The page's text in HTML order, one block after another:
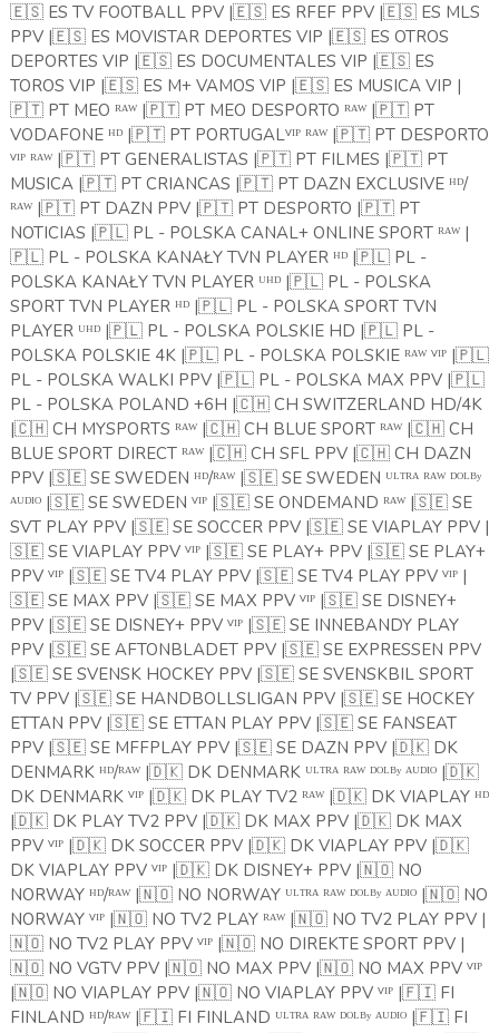
🇪🇸ES TV FOOTBALL PPV |🇪🇸ES RFEF PPV |🇪🇸ES MLS
PPV |🇪🇸ES MOVISTAR DEPORTES VIP |🇪🇸ES OTROS
DEPORTES VIP |🇪🇸ES DOCUMENTALES VIP |🇪🇸ES
TOROS VIP |🇪🇸ES M+ VAMOS VIP |🇪🇸ES MUSICA VIP |
🇵🇹PT MEO ᴿᴬᵂ |🇵🇹PT MEO DESPORTO ᴿᴬᵂ |🇵🇹PT
VODAFONE ᴴᴰ |🇵🇹PT PORTUGALⱽᴵᴾ ᴿᴬᵂ |🇵🇹PT DESPORTO
ⱽᴵᴾ ᴿᴬᵂ |🇵🇹PT GENERALISTAS |🇵🇹PT FILMES |🇵🇹PT
MUSICA |🇵🇹PT CRIANCAS |🇵🇹PT DAZN EXCLUSIVE ᴴᴰ/
ᴿᴬᵂ |🇵🇹PT DAZN PPV |🇵🇹PT DESPORTO |🇵🇹PT
NOTICIAS |🇵🇱PL - POLSKA CANAL+ ONLINE SPORT ᴿᴬᵂ |
🇵🇱PL - POLSKA KANAŁY TVN PLAYER ᴴᴰ |🇵🇱PL -
POLSKA KANAŁY TVN PLAYER ᵁᴴᴰ |🇵🇱PL - POLSKA
SPORT TVN PLAYER ᴴᴰ |🇵🇱PL - POLSKA SPORT TVN
PLAYER ᵁᴴᴰ |🇵🇱PL - POLSKA POLSKIE HD |🇵🇱PL -
POLSKA POLSKIE 4K |🇵🇱PL - POLSKA POLSKIE ᴿᴬᵂ ⱽᴵᴾ |🇵🇱
PL - POLSKA WALKI PPV |🇵🇱PL - POLSKA MAX PPV |🇵🇱
PL - POLSKA POLAND +6H |🇨🇭CH SWITZERLAND HD/4K
|🇨🇭CH MYSPORTS ᴿᴬᵂ |🇨🇭CH BLUE SPORT ᴿᴬᵂ |🇨🇭CH
BLUE SPORT DIRECT ᴿᴬᵂ |🇨🇭CH SFL PPV |🇨🇭CH DAZN
PPV |🇸🇪SE SWEDEN ᴴᴰ/ᴿᴬᵂ |🇸🇪SE SWEDEN ᵁᴸᵀᴿᴬ ᴿᴬᵂ ᴰᴼᴸᴮʸ
ᴬᵁᴰᴵᴼ |🇸🇪SE SWEDEN ⱽᴵᴾ |🇸🇪SE ONDEMAND ᴿᴬᵂ |🇸🇪SE
SVT PLAY PPV |🇸🇪SE SOCCER PPV |🇸🇪SE VIAPLAY PPV |
🇸🇪SE VIAPLAY PPV ⱽᴵᴾ |🇸🇪SE PLAY+ PPV |🇸🇪SE PLAY+
PPV ⱽᴵᴾ |🇸🇪SE TV4 PLAY PPV |🇸🇪SE TV4 PLAY PPV ⱽᴵᴾ |
🇸🇪SE MAX PPV |🇸🇪SE MAX PPV ⱽᴵᴾ |🇸🇪SE DISNEY+
PPV |🇸🇪SE DISNEY+ PPV ⱽᴵᴾ |🇸🇪SE INNEBANDY PLAY
PPV |🇸🇪SE AFTONBLADET PPV |🇸🇪SE EXPRESSEN PPV
|🇸🇪SE SVENSK HOCKEY PPV |🇸🇪SE SVENSKBIL SPORT
TV PPV |🇸🇪SE HANDBOLLSLIGAN PPV |🇸🇪SE HOCKEY
ETTAN PPV |🇸🇪SE ETTAN PLAY PPV |🇸🇪SE FANSEAT
PPV |🇸🇪SE MFFPLAY PPV |🇸🇪SE DAZN PPV |🇩🇰DK
DENMARK ᴴᴰ/ᴿᴬᵂ |🇩🇰DK DENMARK ᵁᴸᵀᴿᴬ ᴿᴬᵂ ᴰᴼᴸᴮʸ ᴬᵁᴰᴵᴼ |🇩🇰
DK DENMARK ⱽᴵᴾ |🇩🇰DK PLAY TV2 ᴿᴬᵂ |🇩🇰DK VIAPLAY ᴴᴰ
|🇩🇰DK PLAY TV2 PPV |🇩🇰DK MAX PPV |🇩🇰DK MAX
PPV ⱽᴵᴾ |🇩🇰DK SOCCER PPV |🇩🇰DK VIAPLAY PPV |🇩🇰
DK VIAPLAY PPV ⱽᴵᴾ |🇩🇰DK DISNEY+ PPV |🇳🇴NO
NORWAY ᴴᴰ/ᴿᴬᵂ |🇳🇴NO NORWAY ᵁᴸᵀᴿᴬ ᴿᴬᵂ ᴰᴼᴸᴮʸ ᴬᵁᴰᴵᴼ |🇳🇴NO
NORWAY ⱽᴵᴾ |🇳🇴NO TV2 PLAY ᴿᴬᵂ |🇳🇴NO TV2 PLAY PPV |
🇳🇴NO TV2 PLAY PPV ⱽᴵᴾ |🇳🇴NO DIREKTE SPORT PPV |
🇳🇴NO VGTV PPV |🇳🇴NO MAX PPV |🇳🇴NO MAX PPV ⱽᴵᴾ
|🇳🇴NO VIAPLAY PPV |🇳🇴NO VIAPLAY PPV ⱽᴵᴾ |🇫🇮FI
FINLAND ᴴᴰ/ᴿᴬᵂ |🇫🇮FI FINLAND ᵁᴸᵀᴿᴬ ᴿᴬᵂ ᴰᴼᴸᴮʸ ᴬᵁᴰᴵᴼ |🇫🇮FI